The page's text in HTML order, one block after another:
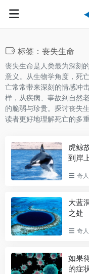
标签：丧失生命
丧失生命是人类最为深刻
意义。从生物学角度，死
亡常常带来深刻的情感冲
样，从疾病、事故到自然
的脆弱与珍贵。探讨丧失
读者更好地理解死亡的多
虎鲸
到岸
奇
大蓝
之处
奇
如果
的症